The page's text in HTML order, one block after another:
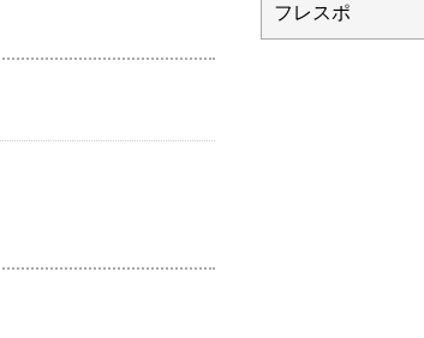
フレスポ